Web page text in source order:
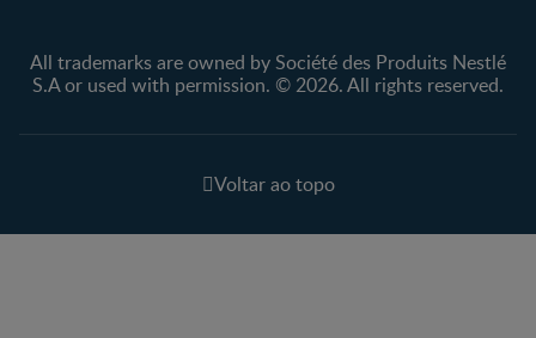
All trademarks are owned by Société des Produits Nestlé
S.A or used with permission. © 2026. All rights reserved.
Voltar ao topo